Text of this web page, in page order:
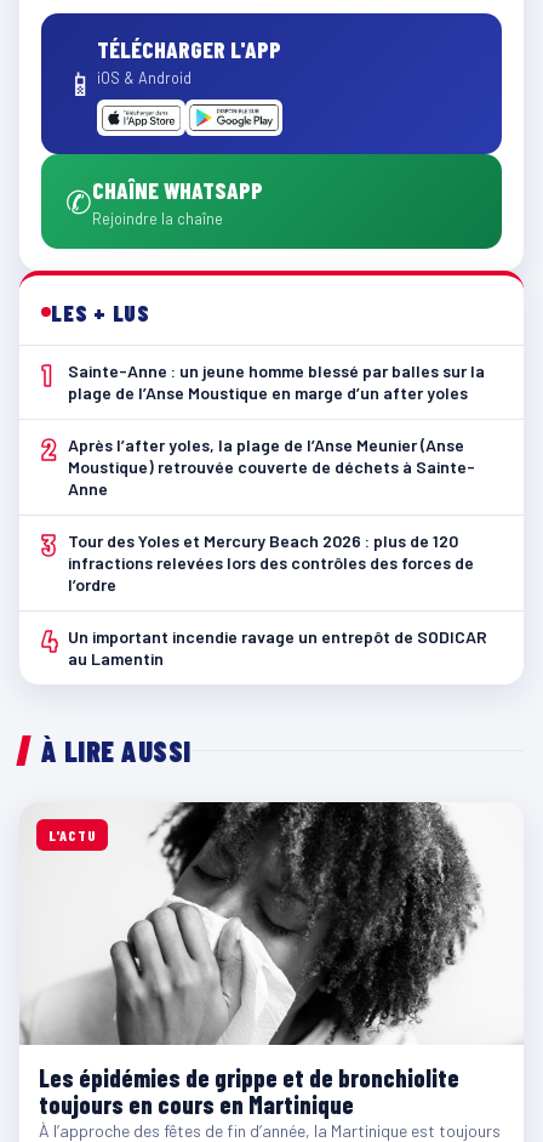
📱
TÉLÉCHARGER L'APP
iOS & Android
✆CHAÎNE WHATSAPP
Rejoindre la chaîne
LES + LUS
1
Sainte-Anne : un jeune homme blessé par balles sur la
plage de l’Anse Moustique en marge d’un after yoles
2 Après l’after yoles, la plage de l’Anse Meunier (Anse
Moustique) retrouvée couverte de déchets à Sainte-
Anne
3
Tour des Yoles et Mercury Beach 2026 : plus de 120
infractions relevées lors des contrôles des forces de
l’ordre
4 Un important incendie ravage un entrepôt de SODICAR
au Lamentin
À LIRE AUSSI
L'ACTU
Les épidémies de grippe et de bronchiolite
toujours en cours en Martinique
À l’approche des fêtes de fin d’année, la Martinique est toujours